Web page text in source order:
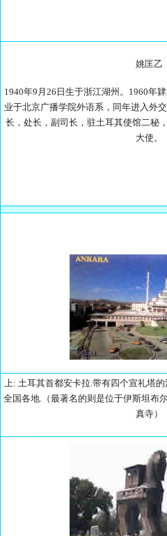
姚匡乙
1940年9月26日生于浙江湖州。1960年
业于北京广播学院外语系，同年进入外
长，处长，副司长，驻土耳其使馆二秘
大使。
上: 土耳其首都安卡拉.带有四个宣礼塔
全国各地.（最著名的则是位于伊斯坦布
真寺）